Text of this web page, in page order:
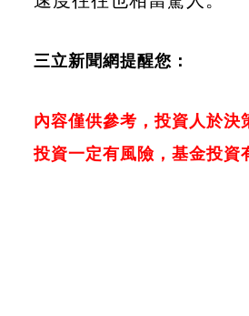
三立新聞網提醒您：
內容僅供參考，投資人於決
投資一定有風險，基金投資